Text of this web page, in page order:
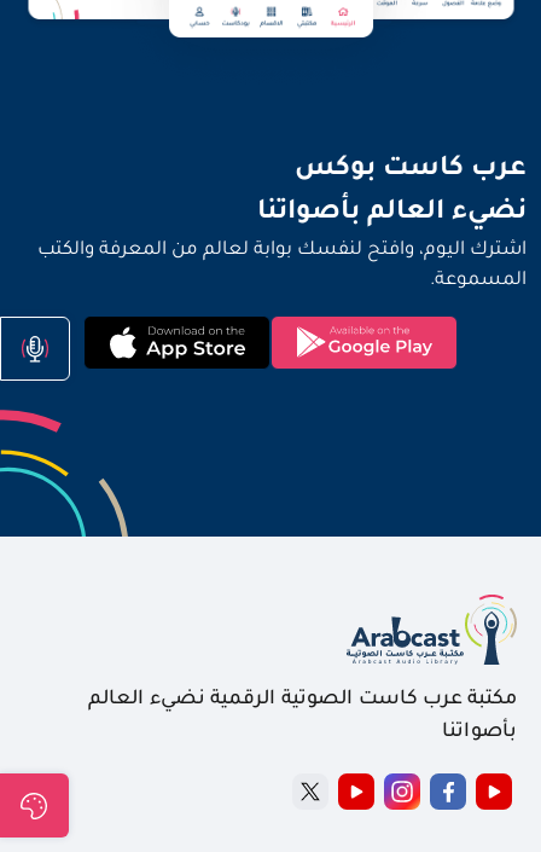
عرب كاست بوكس
نضيء العالم بأصواتنا
اشترك اليوم، وافتح لنفسك بوابة لعالم من المعرفة والكتب
المسموعة.
مكتبة عرب كاست الصوتية الرقمية نضيء العالم
بأصواتنا